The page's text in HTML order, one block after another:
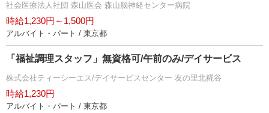
社会医療法人社団 森山医会 森山脳神経センター病院
時給1,230円～1,500円
アルバイト・パート / 東京都
「福祉調理スタッフ」無資格可/午前のみ/デイサービス
株式会社ティーシーエス/デイサービスセンター 友の里北糀谷
時給1,230円
アルバイト・パート / 東京都